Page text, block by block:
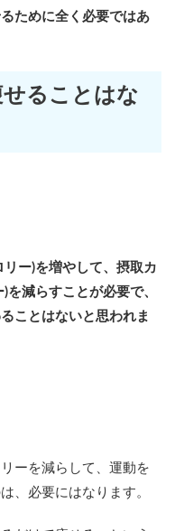
ために全く必要ではあ
ることはな
ー)を増やして、摂取カ
を減らすことが必要で、
ことはないと思われま
ーを減らして、運動を
、必要にはなります。